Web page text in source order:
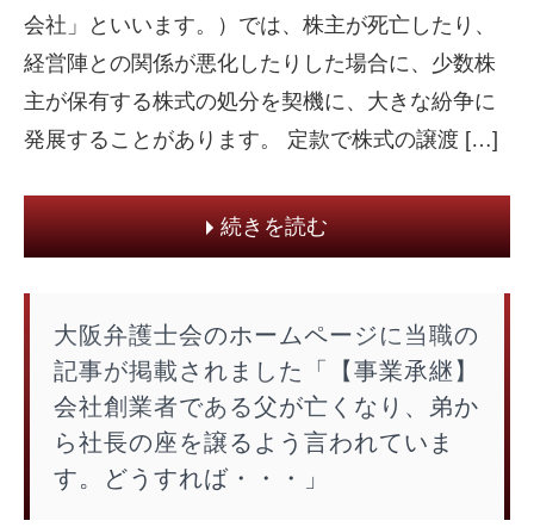
会社」といいます。）では、株主が死亡したり、
経営陣との関係が悪化したりした場合に、少数株
主が保有する株式の処分を契機に、大きな紛争に
発展することがあります。 定款で株式の譲渡 […]
続きを読む
大阪弁護士会のホームページに当職の
記事が掲載されました「【事業承継】
会社創業者である父が亡くなり、弟か
ら社長の座を譲るよう言われていま
す。どうすれば・・・」